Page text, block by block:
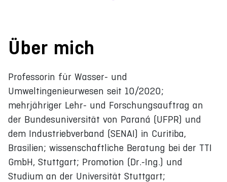
Über mich
Professorin für Wasser- und
Umweltingenieurwesen seit 10/2020;
mehrjähriger Lehr- und Forschungsauftrag an
der Bundesuniversität von Paraná (UFPR) und
dem Industriebverband (SENAI) in Curitiba,
Brasilien; wissenschaftliche Beratung bei der TTI
GmbH, Stuttgart; Promotion (Dr.-Ing.) und
Studium an der Universität Stuttgart;